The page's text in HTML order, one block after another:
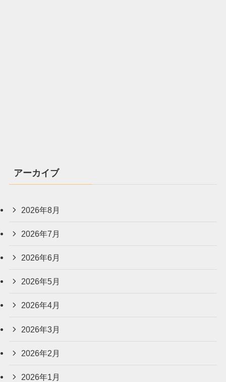
アーカイブ
2026年8月
2026年7月
2026年6月
2026年5月
2026年4月
2026年3月
2026年2月
2026年1月